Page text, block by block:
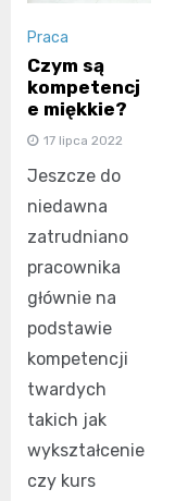
Praca
Czym są
kompetencj
e miękkie?
17 lipca 2022
Jeszcze do
niedawna
zatrudniano
pracownika
głównie na
podstawie
kompetencji
twardych
takich jak
wykształcenie
czy kurs